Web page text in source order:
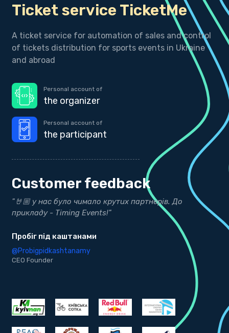
Ticket service TicketMe
A ticket service for automation of sales and control
of tickets distribution for sports events in Ukraine
and abroad
Personal account of
the organizer
Personal account of
the participant
Customer feedback
"Дякуємо нашим друзям з Timing Events за точні
результати"
bekind.ua
@bekind.ua
CEO Founder